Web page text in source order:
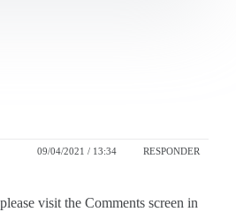
09/04/2021 / 13:34 RESPONDER
visit the Comments screen in